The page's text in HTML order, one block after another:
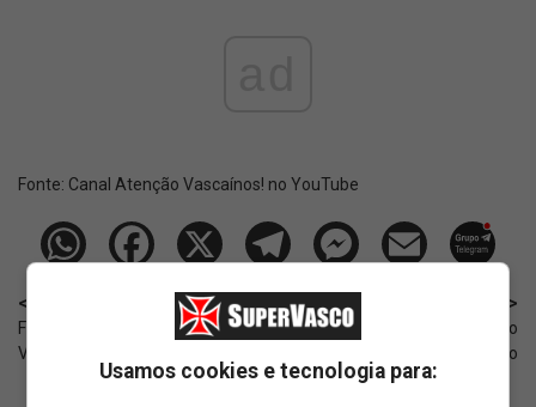
Fonte: Canal Atenção Vascaínos! no YouTube
< Anterior
Feminino Sub-17: Os gols do
Vasco contra o Londrina
Próximo >
Wesley é substituido na Seleção
Brasileira para a Copa do Mundo
Usamos cookies e tecnologia para: